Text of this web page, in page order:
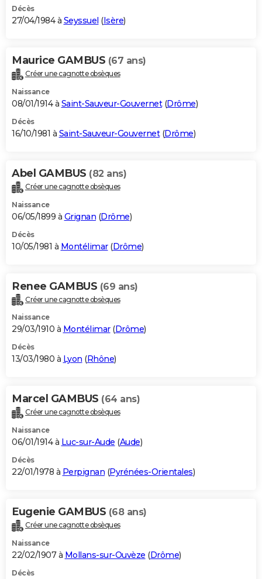
Décès
27/04/1984 à Seyssuel (Isère)
Maurice GAMBUS (67 ans)
Créer une cagnotte obsèques
Naissance
08/01/1914 à Saint-Sauveur-Gouvernet(Drôme)
Décès
16/10/1981 à Saint-Sauveur-Gouvernet(Drôme)
Abel GAMBUS (82 ans)
Créer une cagnotte obsèques
Naissance
06/05/1899 à Grignan (Drôme)
Décès
10/05/1981 à Montélimar(Drôme)
Renee GAMBUS (69 ans)
Créer une cagnotte obsèques
Naissance
29/03/1910 à Montélimar(Drôme)
Décès
13/03/1980 à Lyon (Rhône)
Marcel GAMBUS (64 ans)
Créer une cagnotte obsèques
Naissance
06/01/1914 à Luc-sur-Aude (Aude)
Décès
22/01/1978 à Perpignan (Pyrénées-Orientales)
Eugenie GAMBUS (68 ans)
Créer une cagnotte obsèques
Naissance
22/02/1907 à Mollans-sur-Ouvèze (Drôme)
Décès